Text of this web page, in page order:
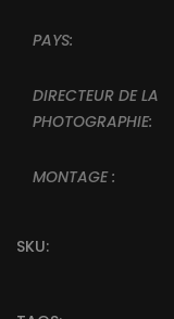
PAYS:
DIRECTEUR DE LA
PHOTOGRAPHIE:
MONTAGE :
SKU: